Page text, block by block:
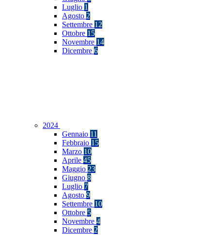
Luglio 1
Agosto 2
Settembre 12
Ottobre 15
Novembre 14
Dicembre 6
2024
Gennaio 11
Febbraio 15
Marzo 10
Aprile 45
Maggio 23
Giugno 8
Luglio 7
Agosto 9
Settembre 10
Ottobre 5
Novembre 4
Dicembre 2